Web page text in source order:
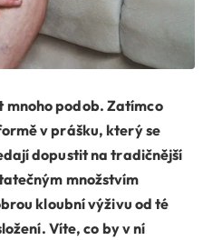
mnoho podob. Zatímco
v prášku, který se
dopustit na tradičnější
množstvím
kloubní výživu od té
Víte, co by v ní